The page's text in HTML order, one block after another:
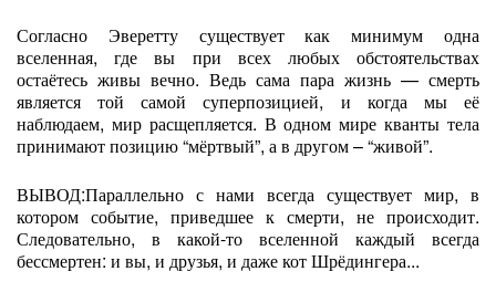
Согласно Эверетту существует как минимум одна
вселенная, где вы при всех любых обстоятельствах
остаётесь живы вечно. Ведь сама пара жизнь — смерть
является той самой суперпозицией, и когда мы её
наблюдаем, мир расщепляется. В одном мире кванты тела
принимают позицию “мёртвый”, а в другом – “живой”.
ВЫВОД:Параллельно с нами всегда существует мир, в
котором событие, приведшее к смерти, не происходит.
Следовательно, в какой-то вселенной каждый всегда
бессмертен: и вы, и друзья, и даже кот Шрёдингера...